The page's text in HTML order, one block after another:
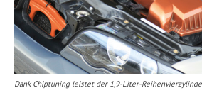
Dank Chiptuning leistet der 1,9-Liter-